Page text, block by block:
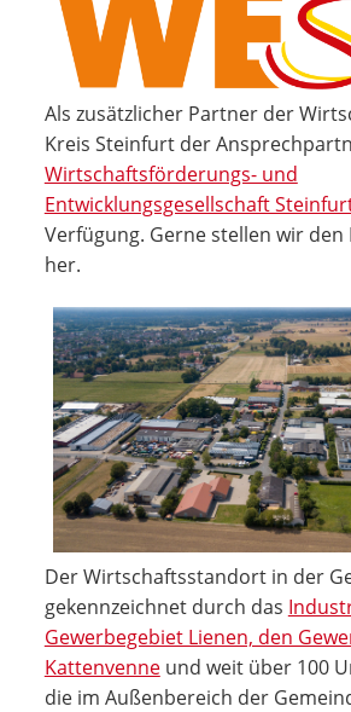
Als zusätzlicher Partner der
Kreis Steinfurt der
Wirtschaftsförderungs- und
Entwicklungsgesellschaft
Verfügung. Gerne stellen wir den
her.
Der Wirtschaftsstandort in der
gekennzeichnet durch das
Gewerbegebiet Lienen, den
Kattenvenneund weit über 100
die im Außenbereich der